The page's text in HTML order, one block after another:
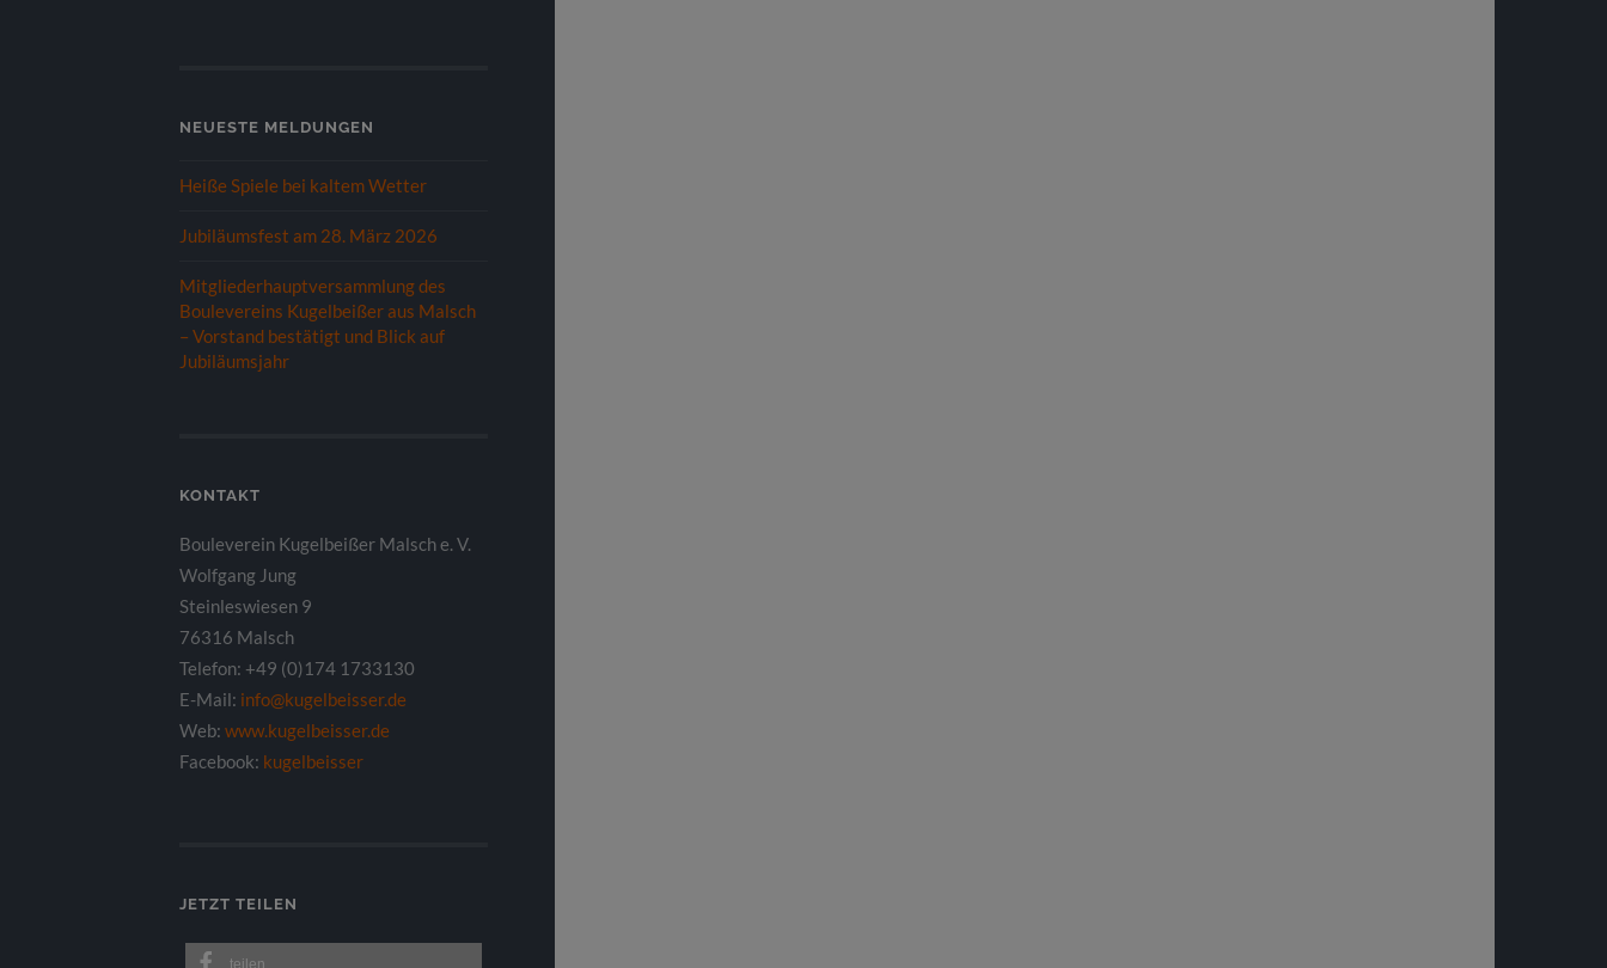
NEUESTE MELDUNGEN
Heiße Spiele bei kaltem Wetter
Jubiläumsfest am 28. März 2026
Mitgliederhauptversammlung des
Boulevereins Kugelbeißer aus Malsch
– Vorstand bestätigt und Blick auf
Jubiläumsjahr
KONTAKT
Bouleverein Kugelbeißer Malsch e. V.
Wolfgang Jung
Steinleswiesen 9
76316 Malsch
Telefon: +49 (0)174 1733130
E-Mail: info@kugelbeisser.de
Web: www.kugelbeisser.de
Facebook: kugelbeisser
JETZT TEILEN
teilen